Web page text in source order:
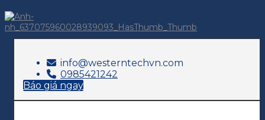
info@westerntechvn.com
0985421242
Báo giá ngay